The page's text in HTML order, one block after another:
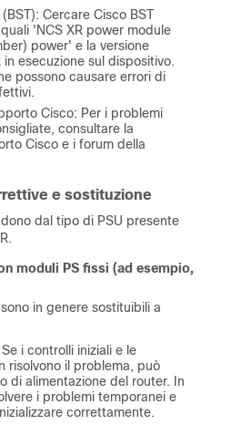
Cercare Cisco BST
'NCS XR power module
power' e la versione
esecuzione sul dispositivo.
possono causare errori di
Cisco: Per i problemi
consultare la
Cisco e i forum della
e sostituzione
dal tipo di PSU presente
moduli PS fissi (ad esempio,
in genere sostituibili a
i controlli iniziali e le
risolvono il problema, può
di alimentazione del router. In
i problemi temporanei e
correttamente.